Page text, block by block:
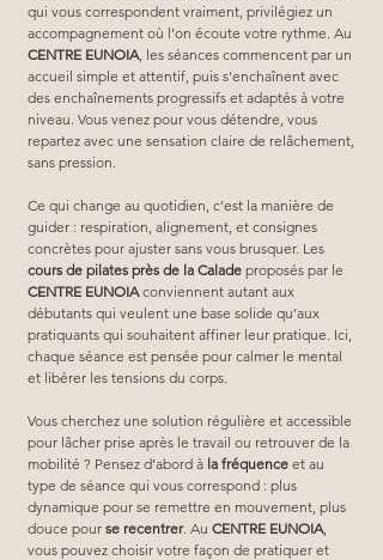
qui vous correspondent vraiment, privilégiez un
accompagnement où l’on écoute votre rythme. Au
CENTRE EUNOIA, les séances commencent par un
accueil simple et attentif, puis s’enchaînent avec
des enchaînements progressifs et adaptés à votre
niveau. Vous venez pour vous détendre, vous
repartez avec une sensation claire de relâchement,
sans pression.
Ce qui change au quotidien, c’est la manière de
guider : respiration, alignement, et consignes
concrètes pour ajuster sans vous brusquer. Les
cours de pilates près de la Calade proposés par le
CENTRE EUNOIA conviennent autant aux
débutants qui veulent une base solide qu’aux
pratiquants qui souhaitent affiner leur pratique. Ici,
chaque séance est pensée pour calmer le mental
et libérer les tensions du corps.
Vous cherchez une solution régulière et accessible
pour lâcher prise après le travail ou retrouver de la
mobilité ? Pensez d’abord à la fréquence et au
type de séance qui vous correspond : plus
dynamique pour se remettre en mouvement, plus
douce pour se recentrer. Au CENTRE EUNOIA,
vous pouvez choisir votre façon de pratiquer et